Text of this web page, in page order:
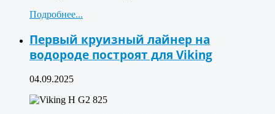
Подробнее...
Первый круизный лайнер на
водороде построят для Viking
04.09.2025